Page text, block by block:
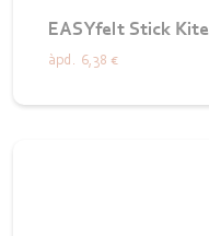
EASYfelt Stick Kite
àpd. 6,38 €